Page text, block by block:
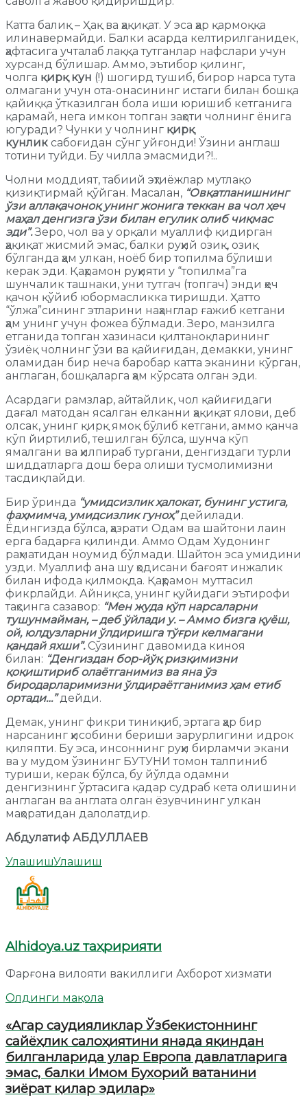
Катта балиқ – Ҳақ ва ҳақиқат. У эса ҳар қармоққа
илинавермайди. Балки асарда келтирилганидек,
ҳафтасига учталаб лаққа тутганлар нафслари учун
хурсанд бўлишар. Аммо, эътибор қилинг,
чолга қирқ кун (!) шогирд тушиб, бирор нарса тута
олмагани учун ота-онасининг истаги билан бошқа
қайиққа ўтказилган бола иши юришиб кетганига
қарамай, нега имкон топган заҳоти чолнинг ёнига
югуради? Чунки у чолнинг қирқ
кунлик сабоғидан сўнг уйғонди! Ўзини англаш
тотини туйди. Бу чилла эмасмиди?!..
Чолни моддият, табиий эҳтиёжлар мутлақо
қизиқтирмай қўйган. Масалан, “Овқатланишнинг
ўзи аллақачоноқ унинг жонига теккан ва чол ҳеч
маҳал денгизга ўзи билан егулик олиб чиқмас
эди”.Зеро, чол ва у орқали муаллиф қидирган
ҳақиқат жисмий эмас, балки руҳий озиқ, озиқ
бўлганда ҳам улкан, ноёб бир топилма бўлиши
керак эди. Қаҳрамон руҳияти у “топилма”га
шунчалик ташнаки, уни тутгач (топгач) энди ҳеч
қачон қўйиб юбормасликка тиришди. Ҳатто
“ўлжа”сининг этларини наҳанглар ғажиб кетгани
ҳам унинг учун фожеа бўлмади. Зеро, манзилга
етганида топган хазинаси қилтаноқларининг
ўзиёқ чолнинг ўзи ва қайиғидан, демакки, унинг
оламидан бир неча баробар катта эканини кўрган,
англаган, бошқаларга ҳам кўрсата олган эди.
Асардаги рамзлар, айтайлик, чол қайиғидаги
дағал матодан ясалган елканни ҳақиқат ялови, деб
олсак, унинг қирқ ямоқ бўлиб кетгани, аммо қанча
кўп йиртилиб, тешилган бўлса, шунча кўп
ямалгани ва ҳилпираб тургани, денгиздаги турли
шиддатларга дош бера олиши тусмолимизни
тасдиқлайди.
Бир ўринда “умидсизлик ҳалокат, бунинг устига,
фаҳмимча, умидсизлик гуноҳ”дейилади.
Ёдингизда бўлса, ҳазрати Одам ва шайтони лаин
ерга бадарға қилинди. Аммо Одам Худонинг
раҳматидан ноумид бўлмади. Шайтон эса умидини
узди. Муаллиф ана шу ҳодисани бағоят инжалик
билан ифода қилмоқда. Қаҳрамон муттасил
фикрлайди. Айниқса, унинг қуйидаги эътирофи
таҳсинга сазавор: “Мен жуда кўп нарсаларни
тушунмайман, – деб ўйлади у. – Аммо бизга қуёш,
ой, юлдузларни ўлдиришга тўғри келмагани
қандай яхши”.Сўзининг давомида киноя
билан: “Денгиздан бор-йўқ ризқимизни
қоқиштириб олаётганимиз ва яна ўз
биродарларимизни ўлдираётганимиз ҳам етиб
ортади…”дейди.
Демак, унинг фикри тиниқиб, эртага ҳар бир
нарсанинг ҳисобини бериши зарурлигини идрок
қиляпти. Бу эса, инсоннинг руҳи бирламчи экани
ва у мудом ўзининг БУТУНИ томон талпиниб
туриши, керак бўлса, бу йўлда одамни
денгизнинг ўртасига қадар судраб кета олишини
англаган ва англата олган ёзувчининг улкан
маҳоратидан далолатдир.
Абдулатиф АБДУЛЛАЕВ
УлашишУлашиш
Alhidoya.uz таҳририяти
Фарғона вилояти вакиллиги Ахборот хизмати
Олдинги мақола
«Aгар саудияликлар Ўзбекистоннинг
сайёҳлик салоҳиятини янада яқиндан
билганларида улар Европа давлатларига
эмас, балки Имом Бухорий ватанини
зиёрат қилар эдилар»